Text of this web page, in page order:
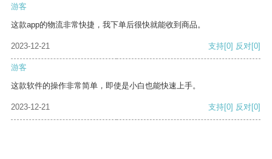
游客
这款app的物流非常快捷，我下单后很快就能收到商品。
2023-12-21 支持[0] 反对[0]
游客
这款软件的操作非常简单，即使是小白也能快速上手。
2023-12-21 支持[0] 反对[0]